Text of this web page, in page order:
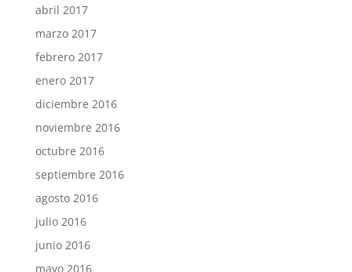
abril 2017
marzo 2017
febrero 2017
enero 2017
diciembre 2016
noviembre 2016
octubre 2016
septiembre 2016
agosto 2016
julio 2016
junio 2016
mayo 2016